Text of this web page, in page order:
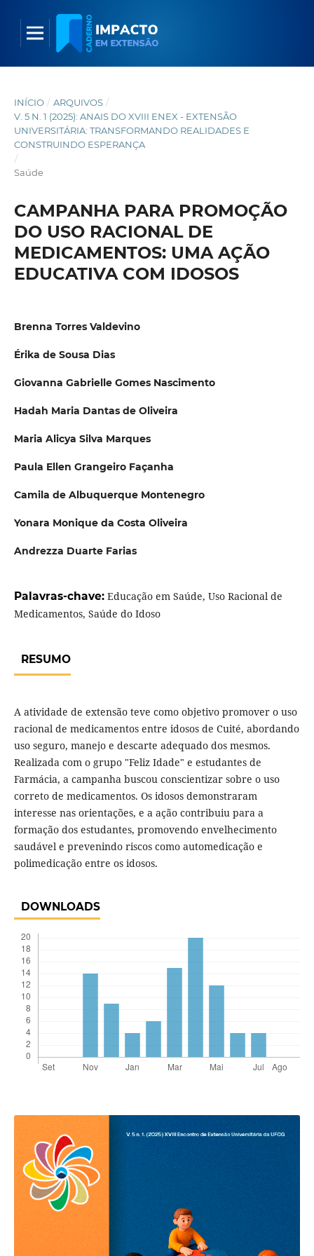
INÍCIO / ARQUIVOS /
V. 5 N. 1 (2025): ANAIS DO XVIII ENEX - EXTENSÃO
UNIVERSITÁRIA: TRANSFORMANDO REALIDADES E
CONSTRUINDO ESPERANÇA
/
Saúde
CAMPANHA PARA PROMOÇÃO
DO USO RACIONAL DE
MEDICAMENTOS: UMA AÇÃO
EDUCATIVA COM IDOSOS
Brenna Torres Valdevino
Érika de Sousa Dias
Giovanna Gabrielle Gomes Nascimento
Hadah Maria Dantas de Oliveira
Maria Alicya Silva Marques
Paula Ellen Grangeiro Façanha
Camila de Albuquerque Montenegro
Yonara Monique da Costa Oliveira
Andrezza Duarte Farias
Palavras-chave: Educação em Saúde, Uso Racional de
Medicamentos, Saúde do Idoso
RESUMO
A atividade de extensão teve como objetivo promover o uso
racional de medicamentos entre idosos de Cuité, abordando
uso seguro, manejo e descarte adequado dos mesmos.
Realizada com o grupo "Feliz Idade" e estudantes de
Farmácia, a campanha buscou conscientizar sobre o uso
correto de medicamentos. Os idosos demonstraram
interesse nas orientações, e a ação contribuiu para a
formação dos estudantes, promovendo envelhecimento
saudável e prevenindo riscos como automedicação e
polimedicação entre os idosos.
DOWNLOADS